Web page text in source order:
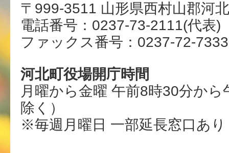
〒999-3511 山形県西村山郡河
電話番号：0237-73-2111(代表)
ファックス番号：0237-72-7333
河北町役場開庁時間
月曜から金曜 午前8時30分か
除く）
※毎週月曜日 一部延長窓口あり